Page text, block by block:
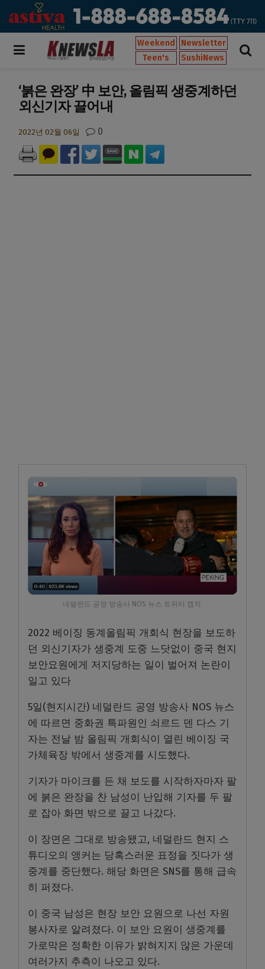
Weekend
Newsletter
Teen's
SushiNews
‘붉은 완장’ 中 보안, 올림픽 생중계하던
외신기자 끌어내
2022년 02월 06일 0
네덜란드 공영 방송사 NOS 뉴스 트위터 캡처.
2022 베이징 동계올림픽 개회식 현장을 보도하
던 외신기자가 생중계 도중 느닷없이 중국 현지
보안요원에게 저지당하는 일이 벌어져 논란이
일고 있다
5일(현지시간) 네덜란드 공영 방송사 NOS 뉴스
에 따르면 중화권 특파원인 쇠르드 덴 다스 기
자는 전날 밤 올림픽 개회식이 열린 베이징 국
가체육장 밖에서 생중계를 시도했다.
기자가 마이크를 든 채 보도를 시작하자마자 팔
에 붉은 완장을 찬 남성이 난입해 기자를 두 팔
로 잡아 화면 밖으로 끌고 나갔다.
이 장면은 그대로 방송됐고, 네덜란드 현지 스
튜디오의 앵커는 당혹스러운 표정을 짓다가 생
중계를 중단했다. 해당 화면은 SNS를 통해 급속
히 퍼졌다.
이 중국 남성은 현장 보안 요원으로 나선 자원
봉사자로 알려졌다. 이 보안 요원이 생중계를
가로막은 정확한 이유가 밝혀지지 않은 가운데
여러가지 추측이 나오고 있다.